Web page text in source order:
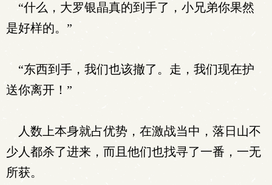
“什么，大罗银晶真的到手了，小兄弟你果然
是好样的。”
“东西到手，我们也该撤了。走，我们现在护
送你离开！”
人数上本身就占优势，在激战当中，落日山不
少人都杀了进来，而且他们也找寻了一番，一无
所获。